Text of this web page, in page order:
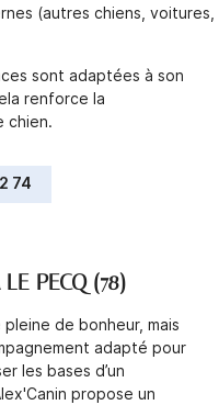
(autres chiens, voitures,
sont adaptées à son
renforce la
chien.
74
PECQ (78)
de bonheur, mais
adapté pour
les bases d’un
propose un